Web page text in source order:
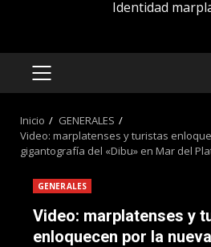
Identidad
MENÚ
Inicio
GENERALES
Video: marplatenses y turistas
gigantografía del «Dibu» en Mar del
GENERALES
Video: marplatenses y
enloquecen por la